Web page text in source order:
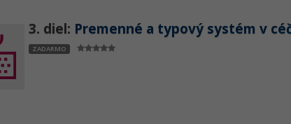
3. diel: Premenné a typový systém v
ZADARMO